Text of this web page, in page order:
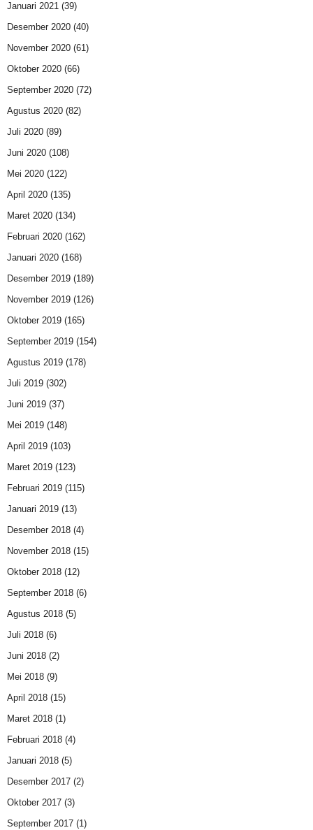
Januari 2021 (39)
Desember 2020 (40)
November 2020 (61)
Oktober 2020 (66)
September 2020 (72)
Agustus 2020 (82)
Juli 2020 (89)
Juni 2020 (108)
Mei 2020 (122)
April 2020 (135)
Maret 2020 (134)
Februari 2020 (162)
Januari 2020 (168)
Desember 2019 (189)
November 2019 (126)
Oktober 2019 (165)
September 2019 (154)
Agustus 2019 (178)
Juli 2019 (302)
Juni 2019 (37)
Mei 2019 (148)
April 2019 (103)
Maret 2019 (123)
Februari 2019 (115)
Januari 2019 (13)
Desember 2018 (4)
November 2018 (15)
Oktober 2018 (12)
September 2018 (6)
Agustus 2018 (5)
Juli 2018 (6)
Juni 2018 (2)
Mei 2018 (9)
April 2018 (15)
Maret 2018 (1)
Februari 2018 (4)
Januari 2018 (5)
Desember 2017 (2)
Oktober 2017 (3)
September 2017 (1)